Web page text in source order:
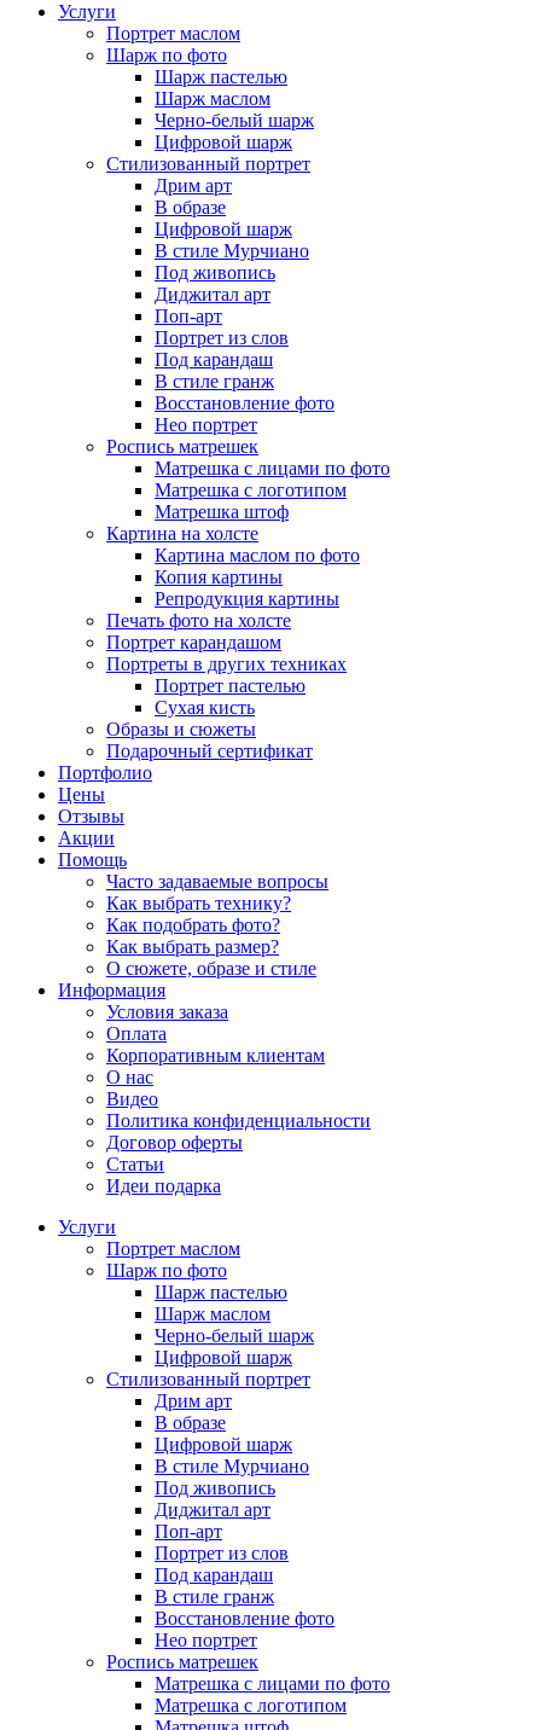
Услуги
Портрет маслом
Шарж по фото
Шарж пастелью
Шарж маслом
Черно-белый шарж
Цифровой шарж
Стилизованный портрет
Дрим арт
В образе
Цифровой шарж
В стиле Мурчиано
Под живопись
Диджитал арт
Поп-арт
Портрет из слов
Под карандаш
В стиле гранж
Восстановление фото
Нео портрет
Роспись матрешек
Матрешка с лицами по фото
Матрешка с логотипом
Матрешка штоф
Картина на холсте
Картина маслом по фото
Копия картины
Репродукция картины
Печать фото на холсте
Портрет карандашом
Портреты в других техниках
Портрет пастелью
Сухая кисть
Образы и сюжеты
Подарочный сертификат
Портфолио
Цены
Отзывы
Акции
Помощь
Часто задаваемые вопросы
Как выбрать технику?
Как подобрать фото?
Как выбрать размер?
О сюжете, образе и стиле
Информация
Условия заказа
Оплата
Корпоративным клиентам
О нас
Видео
Политика конфиденциальности
Договор оферты
Статьи
Идеи подарка
Услуги
Портрет маслом
Шарж по фото
Шарж пастелью
Шарж маслом
Черно-белый шарж
Цифровой шарж
Стилизованный портрет
Дрим арт
В образе
Цифровой шарж
В стиле Мурчиано
Под живопись
Диджитал арт
Поп-арт
Портрет из слов
Под карандаш
В стиле гранж
Восстановление фото
Нео портрет
Роспись матрешек
Матрешка с лицами по фото
Матрешка с логотипом